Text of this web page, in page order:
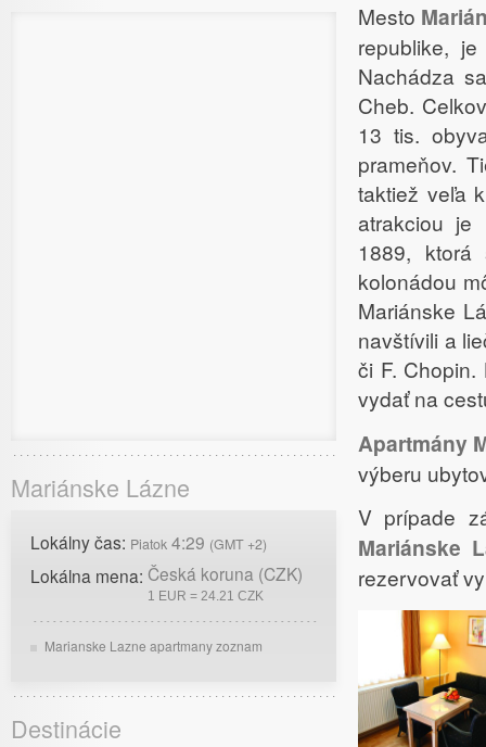
Mesto
republike,
Nachádza
Cheb.
13 tis.
prameňov.
taktiež veľa
atrakciou je
1889, ktorá
kolonádou
Mariánske
navštívili a
či F.
vydať na
Apartmány
výberu
V prípade
Mariánske
rezervovať
Mariánske Lázne
Lokálny čas: Piatok 4:29 (GMT +2)
Lokálna mena: Česká koruna (CZK)
1 EUR = 24.21 CZK
Marianske Lazne apartmany zoznam
Destinácie